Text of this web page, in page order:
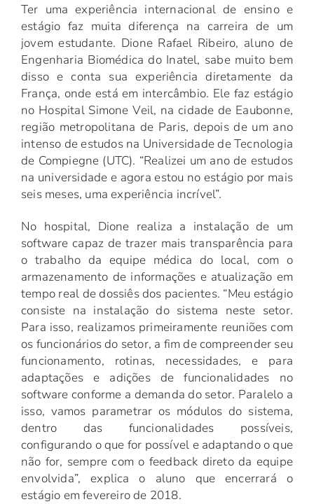
Ter uma experiência internacional de ensino e
estágio faz muita diferença na carreira de um
jovem estudante. Dione Rafael Ribeiro, aluno de
Engenharia Biomédica do Inatel, sabe muito bem
disso e conta sua experiência diretamente da
França, onde está em intercâmbio. Ele faz estágio
no Hospital Simone Veil, na cidade de Eaubonne,
região metropolitana de Paris, depois de um ano
intenso de estudos na Universidade de Tecnologia
de Compiegne (UTC). “Realizei um ano de estudos
na universidade e agora estou no estágio por mais
seis meses, uma experiência incrível”.
No hospital, Dione realiza a instalação de um
software capaz de trazer mais transparência para
o trabalho da equipe médica do local, com o
armazenamento de informações e atualização em
tempo real de dossiês dos pacientes. “Meu estágio
consiste na instalação do sistema neste setor.
Para isso, realizamos primeiramente reuniões com
os funcionários do setor, a fim de compreender seu
funcionamento, rotinas, necessidades, e para
adaptações e adições de funcionalidades no
software conforme a demanda do setor. Paralelo a
isso, vamos parametrar os módulos do sistema,
dentro das funcionalidades possíveis,
configurando o que for possível e adaptando o que
não for, sempre com o feedback direto da equipe
envolvida”, explica o aluno que encerrará o
estágio em fevereiro de 2018.